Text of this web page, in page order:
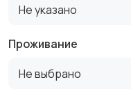
Не указано
Проживание
Не выбрано